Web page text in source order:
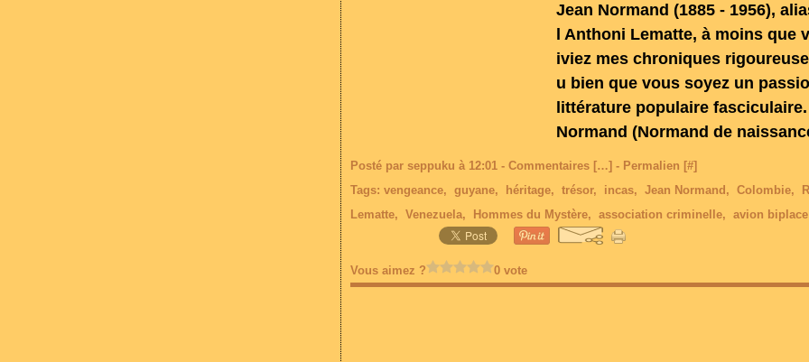
Jean Normand (1885 - 1956),
l Anthoni Lematte, à moins que
iviez mes chroniques
u bien que vous soyez un
littérature populaire
Normand (Normand de
Posté par seppuku à 12:01 - Commentaires […] - Permalien [#]
Tags: vengeance, guyane, héritage, trésor, incas, Jean Normand , Colombie,
Lematte, Venezuela, Hommes du Mystère, association criminelle, avion biplace
Vous aimez ? 0 vote